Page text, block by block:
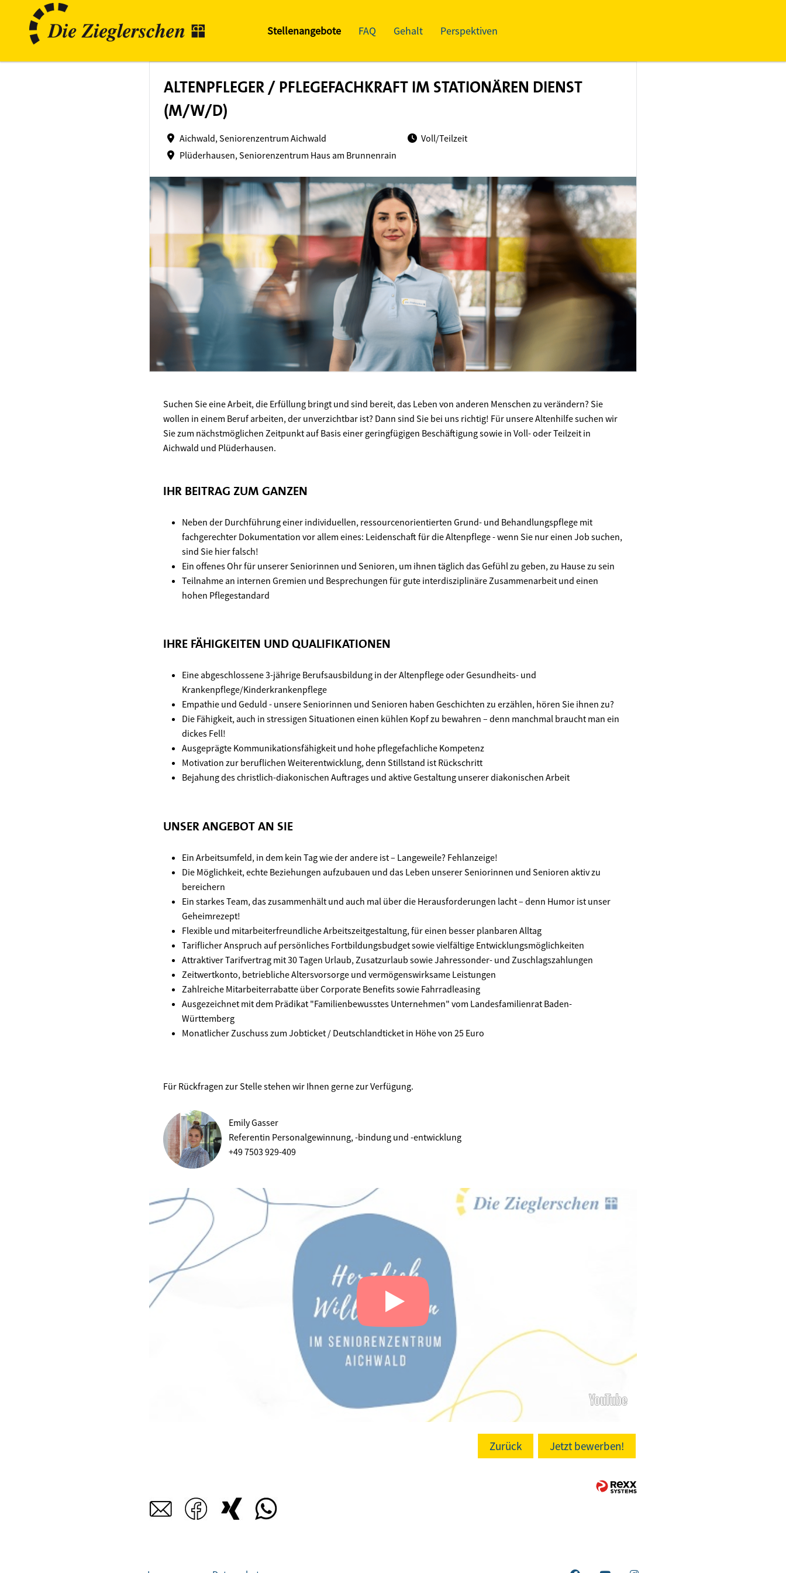
Stellenangebote FAQ Gehalt Perspektiven
ALTENPFLEGER / PFLEGEFACHKRAFT IM STATIONÄREN DIENST
(M/W/D)
Aichwald, Seniorenzentrum Aichwald
Plüderhausen, Seniorenzentrum Haus am Brunnenrain
Voll/Teilzeit
Suchen Sie eine Arbeit, die Erfüllung bringt und sind bereit, das Leben von anderen Menschen zu verändern? Sie
wollen in einem Beruf arbeiten, der unverzichtbar ist? Dann sind Sie bei uns richtig! Für unsere Altenhilfe suchen wir
Sie zum nächstmöglichen Zeitpunkt auf Basis einer geringfügigen Beschäftigung sowie in Voll- oder Teilzeit in
Aichwald und Plüderhausen.
IHR BEITRAG ZUM GANZEN
Neben der Durchführung einer individuellen, ressourcenorientierten Grund- und Behandlungspflege mit
fachgerechter Dokumentation vor allem eines: Leidenschaft für die Altenpflege - wenn Sie nur einen Job suchen,
sind Sie hier falsch!
Ein offenes Ohr für unserer Seniorinnen und Senioren, um ihnen täglich das Gefühl zu geben, zu Hause zu sein
Teilnahme an internen Gremien und Besprechungen für gute interdisziplinäre Zusammenarbeit und einen
hohen Pflegestandard
IHRE FÄHIGKEITEN UND QUALIFIKATIONEN
Eine abgeschlossene 3-jährige Berufsausbildung in der Altenpflege oder Gesundheits- und
Krankenpflege/Kinderkrankenpflege
Empathie und Geduld - unsere Seniorinnen und Senioren haben Geschichten zu erzählen, hören Sie ihnen zu?
Die Fähigkeit, auch in stressigen Situationen einen kühlen Kopf zu bewahren – denn manchmal braucht man ein
dickes Fell!
Ausgeprägte Kommunikationsfähigkeit und hohe pflegefachliche Kompetenz
Motivation zur beruflichen Weiterentwicklung, denn Stillstand ist Rückschritt
Bejahung des christlich-diakonischen Auftrages und aktive Gestaltung unserer diakonischen Arbeit
UNSER ANGEBOT AN SIE
Ein Arbeitsumfeld, in dem kein Tag wie der andere ist – Langeweile? Fehlanzeige!
Die Möglichkeit, echte Beziehungen aufzubauen und das Leben unserer Seniorinnen und Senioren aktiv zu
bereichern
Ein starkes Team, das zusammenhält und auch mal über die Herausforderungen lacht – denn Humor ist unser
Geheimrezept!
Flexible und mitarbeiterfreundliche Arbeitszeitgestaltung, für einen besser planbaren Alltag
Tariflicher Anspruch auf persönliches Fortbildungsbudget sowie vielfältige Entwicklungsmöglichkeiten
Attraktiver Tarifvertrag mit 30 Tagen Urlaub, Zusatzurlaub sowie Jahressonder- und Zuschlagszahlungen
Zeitwertkonto, betriebliche Altersvorsorge und vermögenswirksame Leistungen
Zahlreiche Mitarbeiterrabatte über Corporate Benefits sowie Fahrradleasing
Ausgezeichnet mit dem Prädikat "Familienbewusstes Unternehmen" vom Landesfamilienrat Baden-
Württemberg
Monatlicher Zuschuss zum Jobticket / Deutschlandticket in Höhe von 25 Euro
Für Rückfragen zur Stelle stehen wir Ihnen gerne zur Verfügung.
Emily Gasser
Referentin Personalgewinnung, -bindung und -entwicklung
+49 7503 929-409
Zurück Jetzt bewerben!